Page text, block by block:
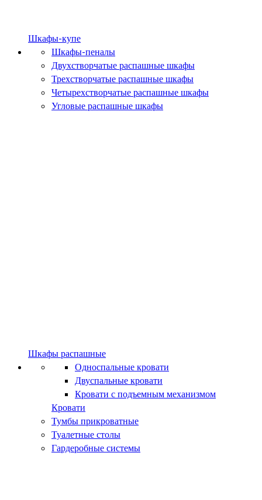
Шкафы-купе
Шкафы-пеналы
Двухстворчатые распашные шкафы
Трехстворчатые распашные шкафы
Четырехстворчатые распашные шкафы
Угловые распашные шкафы
Шкафы распашные
Односпальные кровати
Двуспальные кровати
Кровати с подъемным механизмом
Кровати
Тумбы прикроватные
Туалетные столы
Гардеробные системы